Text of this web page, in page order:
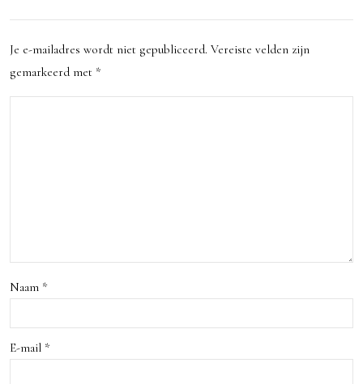
Wan
dele
erda
m:
Je e-mailadres wordt niet gepubliceerd. Vereiste velden zijn
gemarkeerd met *
Naam *
E-mail *